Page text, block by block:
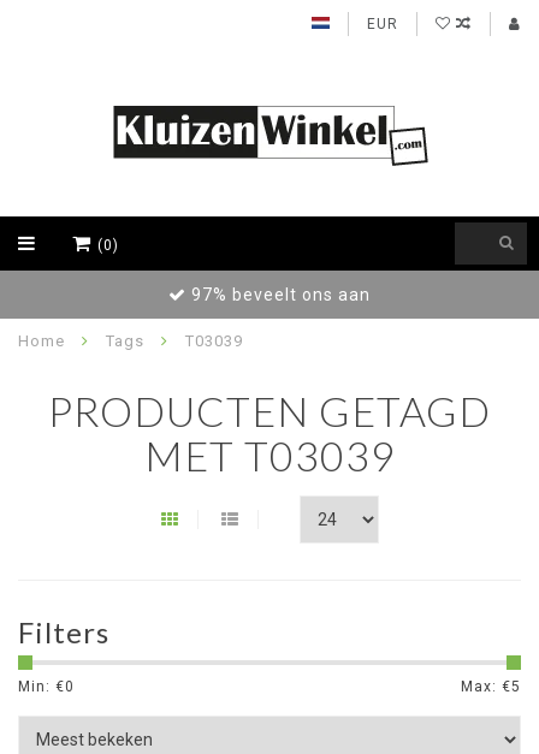
EUR
(0)
97% beveelt ons aan
Home Tags T03039
PRODUCTEN GETAGD
MET T03039
Filters
Min: €0 Max: €5